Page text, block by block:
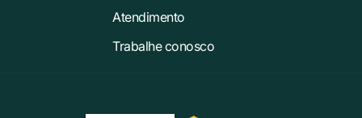
Atendimento
Trabalhe conosco